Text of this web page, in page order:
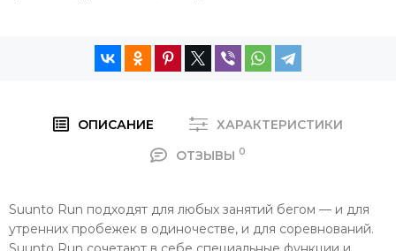
ОПИСАНИЕ
ХАРАКТЕРИСТИКИ
ОТЗЫВЫ 0
Suunto Run подходят для любых занятий бегом — и для
утренних пробежек в одиночестве, и для соревнований.